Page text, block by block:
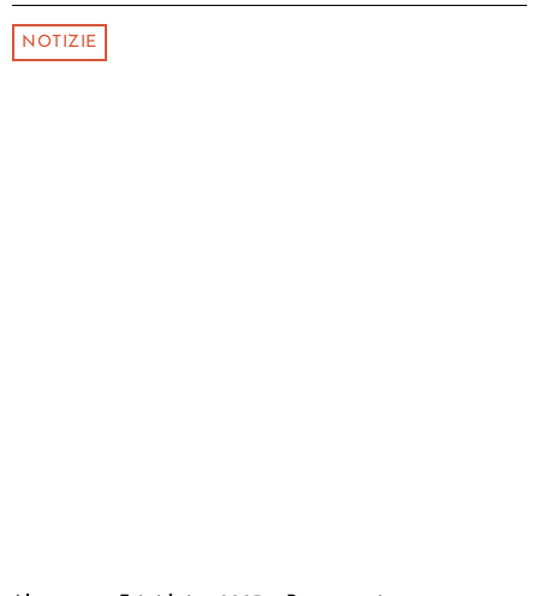
NOTIZIE